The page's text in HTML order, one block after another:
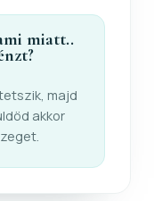
miatt..
majd
akkor